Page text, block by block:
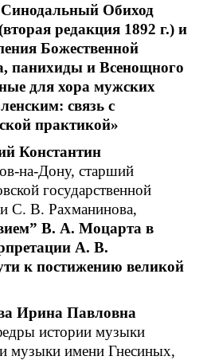
Обиход
редакция 1892 г.) и
Божественной
панихиды и Всенощного
для хора мужских
связь с
практикой»
Константин
на-Дону, старший
государственной
С. В. Рахманинова,
В. А. Моцарта в
А. В.
к постижению великой
Ирина Павловна
истории музыки
музыки имени Гнесиных,